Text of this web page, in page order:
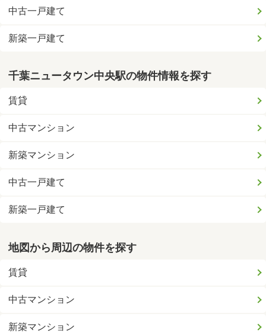
中古一戸建て
新築一戸建て
千葉ニュータウン中央駅の物件情報を探す
賃貸
中古マンション
新築マンション
中古一戸建て
新築一戸建て
地図から周辺の物件を探す
賃貸
中古マンション
新築マンション